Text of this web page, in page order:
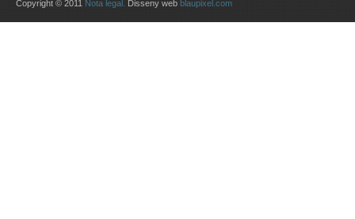
Copyright © 2011 Nota legal. Disseny web blaupixel.com